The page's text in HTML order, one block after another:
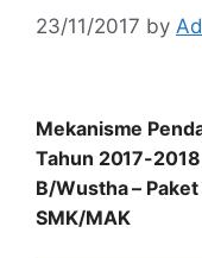
23/11/2017 by
Mekanisme
Tahun 2017-
B/Wustha –
SMK/MAK